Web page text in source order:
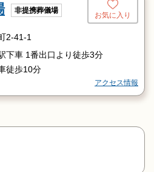
非提携葬儀場
お気に入り
2-41-1
下車 1番出口より徒歩3分
徒歩10分
アクセス情報